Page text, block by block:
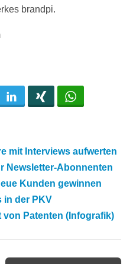
brandpi.
LinkedIn
mit Interviews aufwerten
Newsletter-Abonnenten
Kunden gewinnen
in der PKV
von Patenten (Infografik)